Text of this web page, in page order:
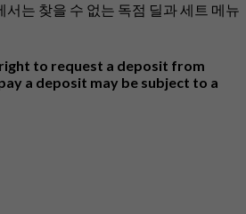
서는 찾을 수 없는 독점 딜과 세트 메뉴
to request a deposit from
a deposit may be subject to a